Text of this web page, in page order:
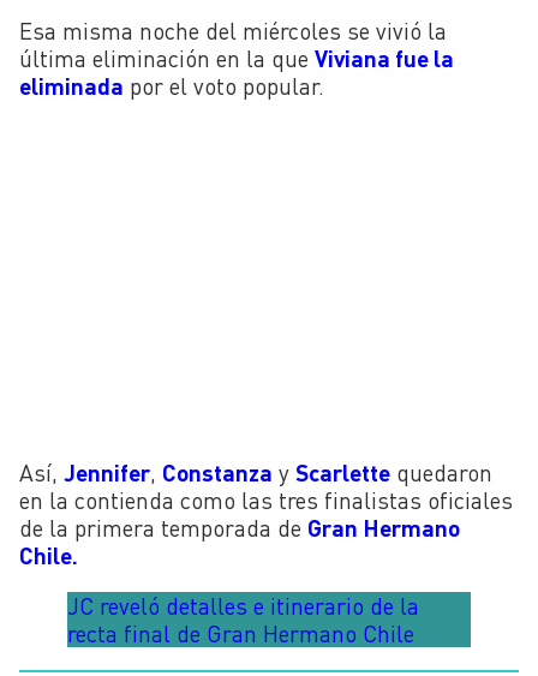
Esa misma noche del miércoles se vivió la
última eliminación en la que Viviana fue la
eliminada por el voto popular.
Así, Jennifer, Constanza y Scarlette quedaron
en la contienda como las tres finalistas oficiales
de la primera temporada de Gran Hermano
Chile.
JC reveló detalles e itinerario de la
recta final de Gran Hermano Chile